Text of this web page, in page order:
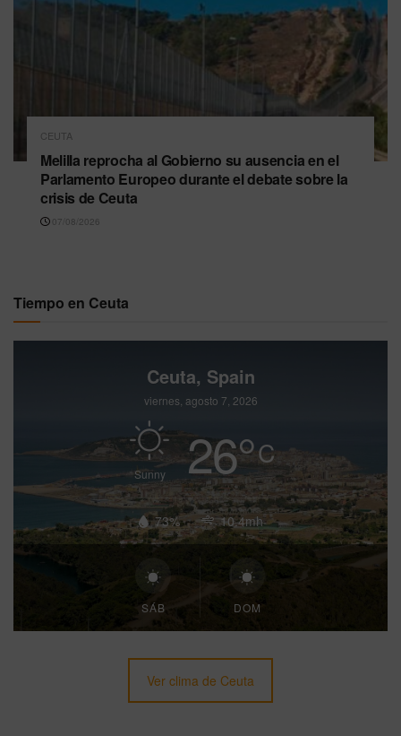
CEUTA
Melilla reprocha al Gobierno su ausencia en el
Parlamento Europeo durante el debate sobre la
crisis de Ceuta
07/08/2026
Tiempo en Ceuta
Ceuta, Spain
viernes, agosto 7, 2026
Sunny 26°C
73% 10.4mh
SÁB DOM
Ver clima de Ceuta